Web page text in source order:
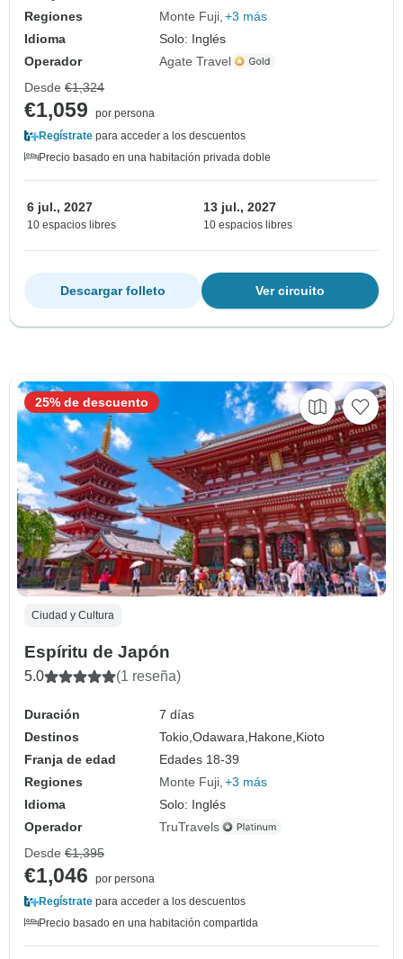
Regiones
Monte Fuji +3 más
Idioma
Solo: Inglés
Operador
Agate Travel
Desde €1,324
€1,059
por persona
Regístrate para acceder a los descuentos
Precio basado en una habitación privada doble
6 jul., 2027
10 espacios libres
13 jul., 2027
10 espacios libres
Ver circuito
Descargar folleto
Ciudad y Cultura
Espíritu de Japón
5.0 (1 reseña)
Duración
7 días
Destinos
Tokio,Odawara, Hakone, Kioto
Franja de edad
Edades 18-39
Regiones
Monte Fuji +3 más
Idioma
Solo: Inglés
Operador
TruTravels
25% de descuento
Desde €1,395
€1,046
por persona
Regístrate para acceder a los descuentos
Precio basado en una habitación compartida